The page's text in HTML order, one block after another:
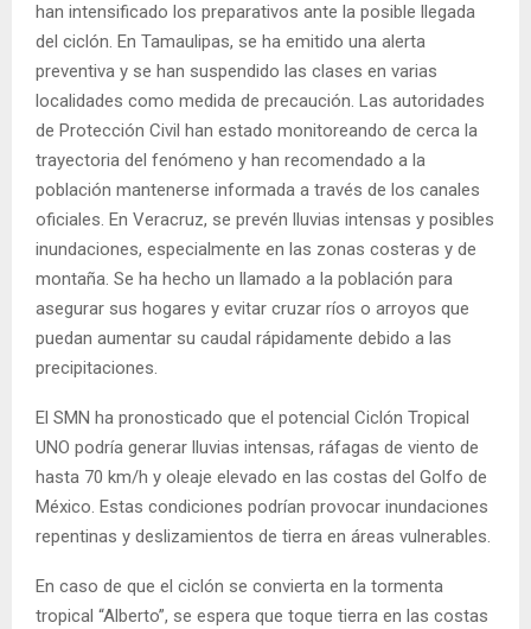
han intensificado los preparativos ante la posible llegada
del ciclón. En Tamaulipas, se ha emitido una alerta
preventiva y se han suspendido las clases en varias
localidades como medida de precaución. Las autoridades
de Protección Civil han estado monitoreando de cerca la
trayectoria del fenómeno y han recomendado a la
población mantenerse informada a través de los canales
oficiales. En Veracruz, se prevén lluvias intensas y posibles
inundaciones, especialmente en las zonas costeras y de
montaña. Se ha hecho un llamado a la población para
asegurar sus hogares y evitar cruzar ríos o arroyos que
puedan aumentar su caudal rápidamente debido a las
precipitaciones.
El SMN ha pronosticado que el potencial Ciclón Tropical
UNO podría generar lluvias intensas, ráfagas de viento de
hasta 70 km/h y oleaje elevado en las costas del Golfo de
México. Estas condiciones podrían provocar inundaciones
repentinas y deslizamientos de tierra en áreas vulnerables.
En caso de que el ciclón se convierta en la tormenta
tropical “Alberto”, se espera que toque tierra en las costas